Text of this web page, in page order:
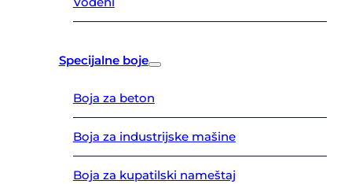
Specijalne boje
Boja za beton
Boja za industrijske mašine
Boja za kupatilski nameštaj